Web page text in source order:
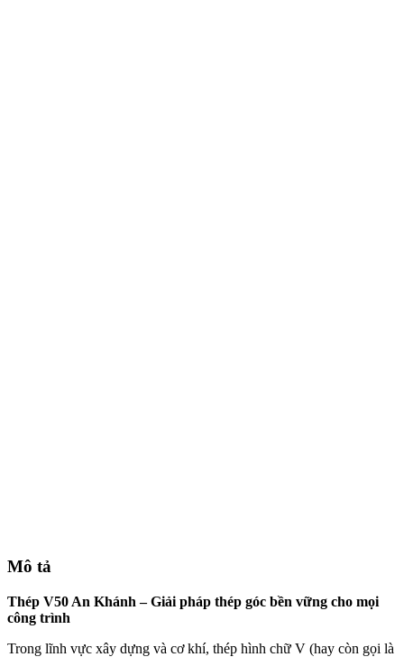
Mô tả
Thép V50 An Khánh – Giải pháp thép góc bền vững cho mọi
công trình
Trong lĩnh vực xây dựng và cơ khí, thép hình chữ V (hay còn gọi là